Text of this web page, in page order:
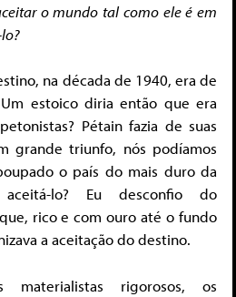
o mundo tal como ele é em
na década de 1940, era de
estoico diria então que era
Pétain fazia de suas
grande triunfo, nós podíamos
o país do mais duro da
aceitá-lo? Eu desconfio do
rico e com ouro até o fundo
a aceitação do destino.
materialistas rigorosos, os